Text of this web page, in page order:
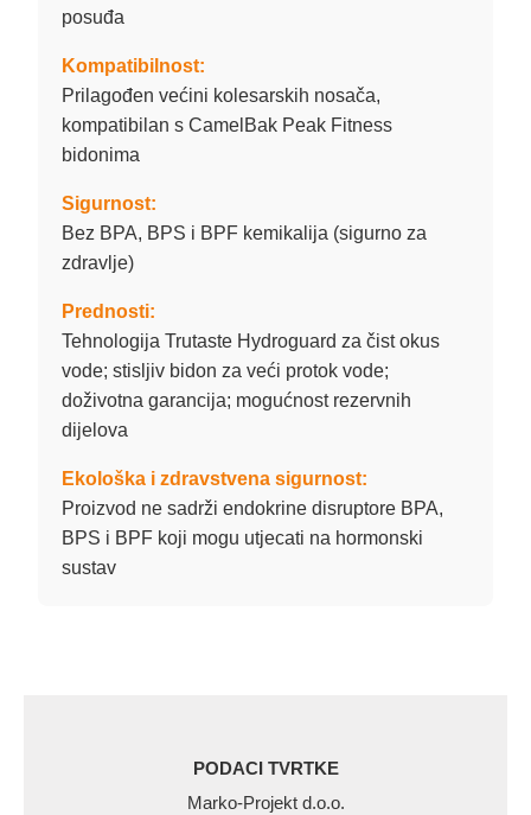
posuđa
Kompatibilnost:
Prilagođen većini kolesarskih nosača,
kompatibilan s CamelBak Peak Fitness
bidonima
Sigurnost:
Bez BPA, BPS i BPF kemikalija (sigurno za
zdravlje)
Prednosti:
Tehnologija Trutaste Hydroguard za čist okus
vode; stisljiv bidon za veći protok vode;
doživotna garancija; mogućnost rezervnih
dijelova
Ekološka i zdravstvena sigurnost:
Proizvod ne sadrži endokrine disruptore BPA,
BPS i BPF koji mogu utjecati na hormonski
sustav
PODACI TVRTKE
Marko-Projekt d.o.o.